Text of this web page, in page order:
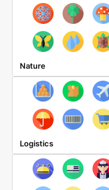
Nature
Logistics